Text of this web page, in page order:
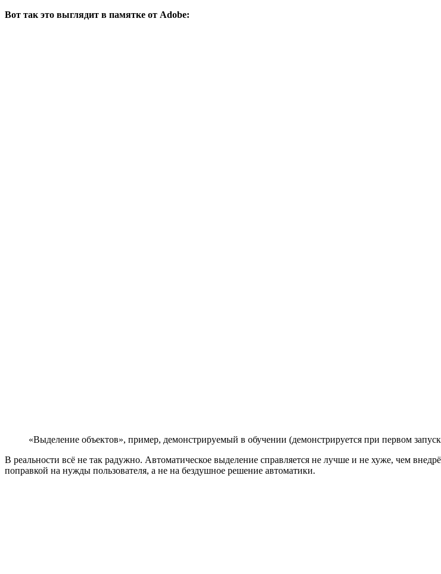
Вот так это выглядит в памятке от Adobe:
«Выделение объектов», пример, демонстрируемый в обучении (демонстрируется при первом
В реальности всё не так радужно. Автоматическое выделение справляется не лучше и не хуже, чем
поправкой на нужды пользователя, а не на бездушное решение автоматики.